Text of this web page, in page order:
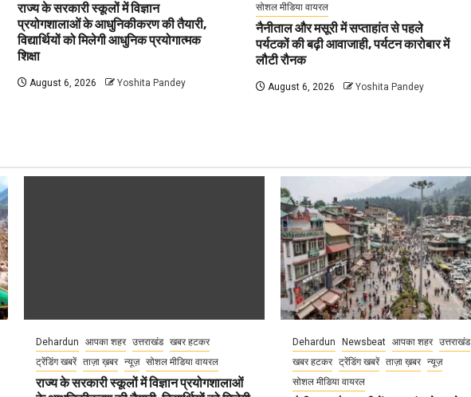
राज्य के सरकारी स्कूलों में विज्ञान
प्रयोगशालाओं के आधुनिकीकरण की तैयारी,
विद्यार्थियों को मिलेगी आधुनिक प्रयोगात्मक
शिक्षा
August 6, 2026 Yoshita Pandey
सोशल मीडिया वायरल
नैनीताल और मसूरी में सप्ताहांत से पहले
पर्यटकों की बढ़ी आवाजाही, पर्यटन कारोबार में
लौटी रौनक
August 6, 2026 Yoshita Pandey
Dehardun आपका शहर उत्तराखंड
खबर हटकर
ट्रेंडिंग खबरें
ताज़ा ख़बर न्यूज़ सोशल मीडिया वायरल
राज्य के सरकारी स्कूलों में विज्ञान प्रयोगशालाओं
Dehardun Newsbeat आपका शहर उत्तराखंड
खबर हटकर ट्रेंडिंग खबरें ताज़ा ख़बर न्यूज़
सोशल मीडिया वायरल